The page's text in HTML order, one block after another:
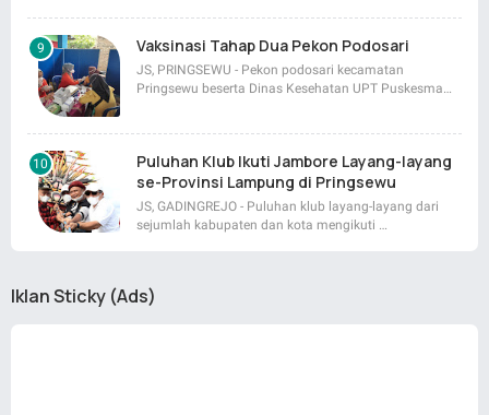
Vaksinasi Tahap Dua Pekon Podosari
JS, PRINGSEWU - Pekon podosari kecamatan
Pringsewu beserta Dinas Kesehatan UPT Puskesma…
Puluhan Klub Ikuti Jambore Layang-layang
se-Provinsi Lampung di Pringsewu
JS, GADINGREJO - Puluhan klub layang-layang dari
sejumlah kabupaten dan kota mengikuti …
Iklan Sticky (Ads)